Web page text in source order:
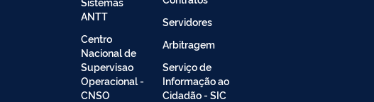
ANTT
Centro
Nacional de
Supervisao
Operacional -
CNSO
Servidores
Arbitragem
Serviço de
Informação ao
Cidadão - SIC